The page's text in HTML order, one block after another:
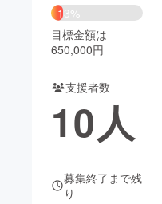
CAMPFIRE Creation
コミュニティ
13%
目標金額は
650,000円
支援者数
10人
募集終了まで残
り